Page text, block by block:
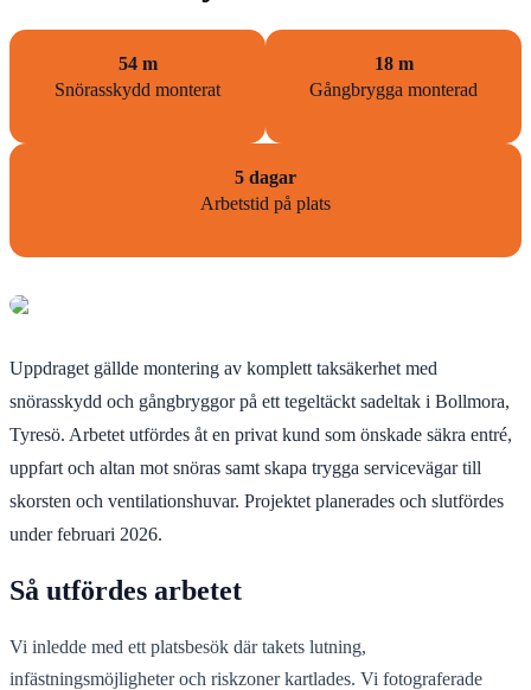
54 m
Snörasskydd monterat
18 m
Gångbrygga monterad
5 dagar
Arbetstid på plats
Uppdraget gällde montering av komplett taksäkerhet med
snörasskydd och gångbryggor på ett tegeltäckt sadeltak i Bollmora,
Tyresö. Arbetet utfördes åt en privat kund som önskade säkra entré,
uppfart och altan mot snöras samt skapa trygga servicevägar till
skorsten och ventilationshuvar. Projektet planerades och slutfördes
under februari 2026.
Så utfördes arbetet
Vi inledde med ett platsbesök där takets lutning,
infästningsmöjligheter och riskzoner kartlades. Vi fotograferade